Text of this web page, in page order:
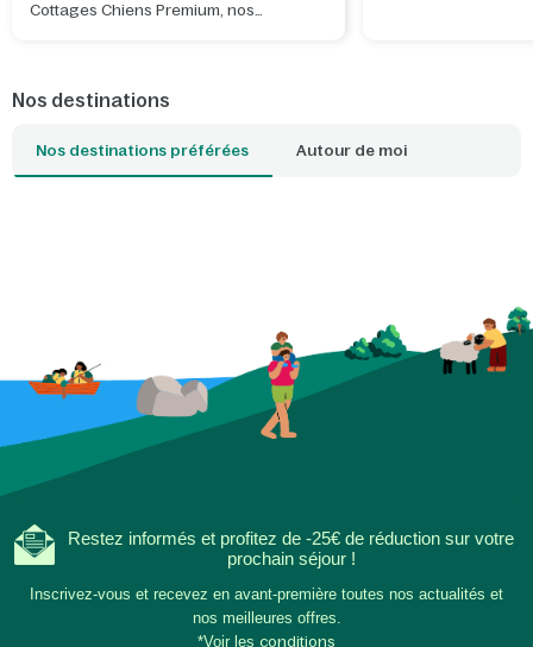
Cottages Chiens Premium, nos
votre salon ou votre
naissent les plus
de soirées simples
ensemble, hors
Nos destinations
Nos destinations préférées Autour de moi
Restez informés et profitez de -25€ de réduction sur votre
prochain séjour !
Inscrivez-vous et recevez en avant-première toutes nos actualités et
nos meilleures offres.
*Voir les conditions